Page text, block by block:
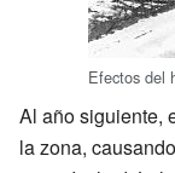
Efectos del
Al año siguiente,
la zona,